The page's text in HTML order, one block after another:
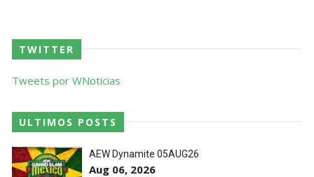
TWITTER
Tweets por WNoticias
ULTIMOS POSTS
AEW Dynamite 05AUG26
Aug 06, 2026